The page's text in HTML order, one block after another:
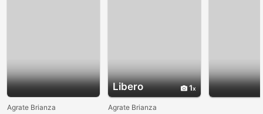
Agrate Brianza
Libero 1
Agrate Brianza